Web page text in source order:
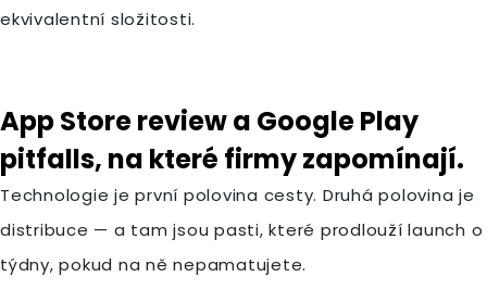
ekvivalentní složitosti.
App Store review a Google Play
pitfalls, na které firmy zapomínají.
Technologie je první polovina cesty. Druhá polovina je
distribuce — a tam jsou pasti, které prodlouží launch o
týdny, pokud na ně nepamatujete.